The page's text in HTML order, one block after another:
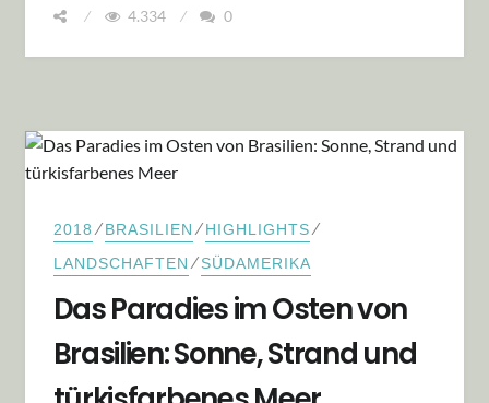
4.334 0
2018 ⁄BRASILIEN ⁄HIGHLIGHTS⁄
LANDSCHAFTEN ⁄SÜDAMERIKA
Das Paradies im Osten von
Brasilien: Sonne, Strand und